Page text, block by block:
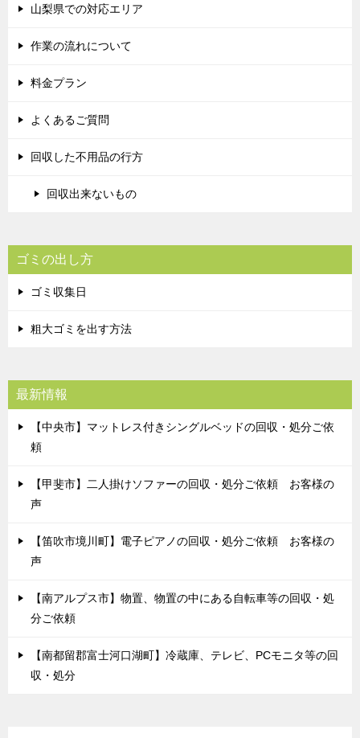
山梨県での対応エリア
作業の流れについて
料金プラン
よくあるご質問
回収した不用品の行方
回収出来ないもの
ゴミの出し方
ゴミ収集日
粗大ゴミを出す方法
最新情報
【中央市】マットレス付きシングルベッドの回収・処分ご依
頼
【甲斐市】二人掛けソファーの回収・処分ご依頼 お客様の
声
【笛吹市境川町】電子ピアノの回収・処分ご依頼 お客様の
声
【南アルプス市】物置、物置の中にある自転車等の回収・処
分ご依頼
【南都留郡富士河口湖町】冷蔵庫、テレビ、PCモニタ等の回
収・処分